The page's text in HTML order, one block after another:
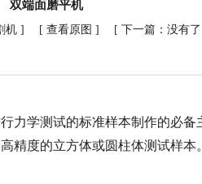
双端面磨平机
机 ] [ 查看原图 ] [ 下一篇：没有了
力学测试的标准样本制作的必
精度的立方体或圆柱体测试样